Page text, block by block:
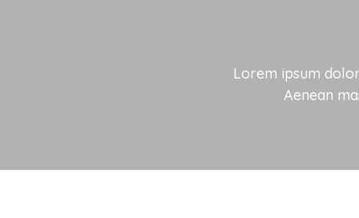
Lorem ipsum
Aenean